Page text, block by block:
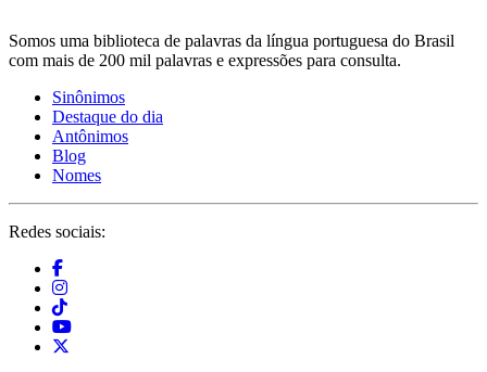
Somos uma biblioteca de palavras da língua portuguesa do Brasil
com mais de 200 mil palavras e expressões para consulta.
Sinônimos
Destaque do dia
Antônimos
Blog
Nomes
Redes sociais: